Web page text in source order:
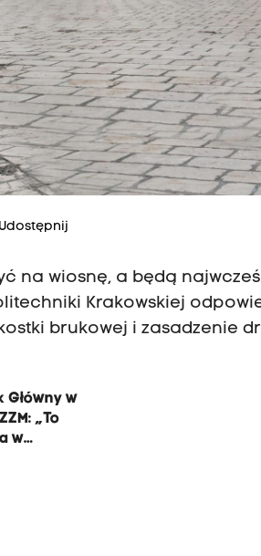
Udostępnij
na wiosnę, a będą
Krakowskiej
brukowej i zasadzenie
Główny w
„To
w